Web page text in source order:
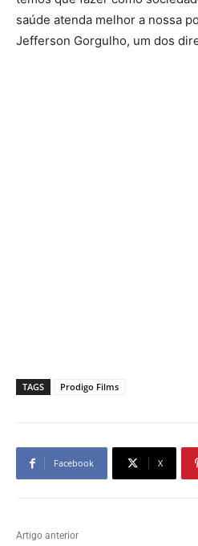
saúde atenda melhor a nossa
Jefferson Gorgulho, um dos
TAGS Prodigo Films
Facebook X
Artigo anterior